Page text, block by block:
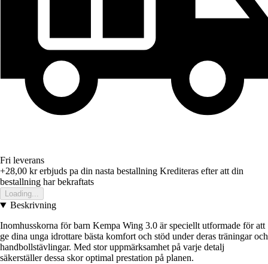
Fri leverans
+28,00 krerbjuds pa din nasta bestallning Krediteras efter att din
bestallning har bekraftats
Loading...
Beskrivning
Inomhusskorna för barn Kempa Wing 3.0 är speciellt utformade för att
ge dina unga idrottare bästa komfort och stöd under deras träningar och
handbollstävlingar. Med stor uppmärksamhet på varje detalj
säkerställer dessa skor optimal prestation på planen.